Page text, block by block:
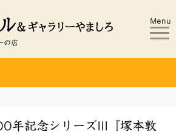
の店
Menu
年記念シリーズIII『塚本敦